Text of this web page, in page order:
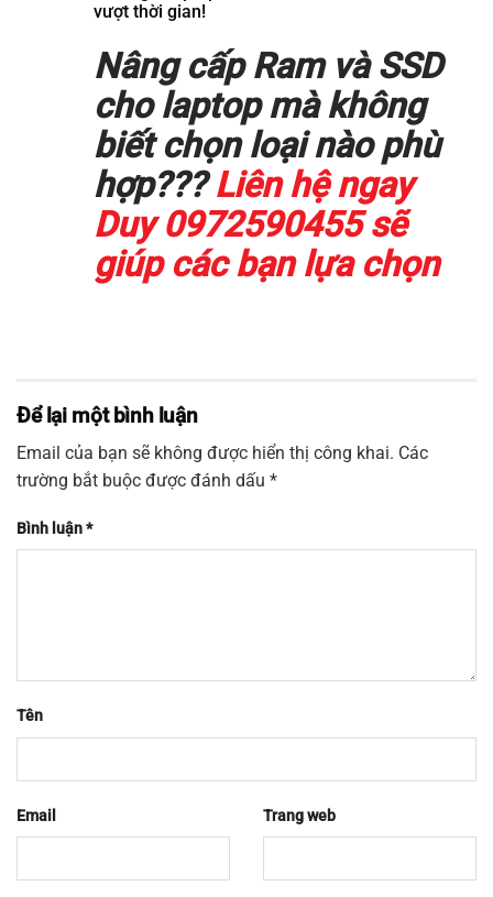
vượt thời gian!
Nâng cấp Ram và SSD
cho laptop mà không
biết chọn loại nào phù
hợp???Liên hệ ngay
Duy 0972590455 sẽ
giúp các bạn lựa chọn
Để lại một bình luận
Email của bạn sẽ không được hiển thị công khai. Các
trường bắt buộc được đánh dấu *
Bình luận*
Tên
Email Trang web